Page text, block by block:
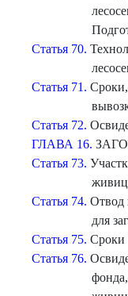
Статья 70.
Статья 71. Сроки,
Статья 72.
ГЛАВА 16.
Статья 73.
Статья 74. Отвод
для
Статья 75. Сроки
Статья 76.